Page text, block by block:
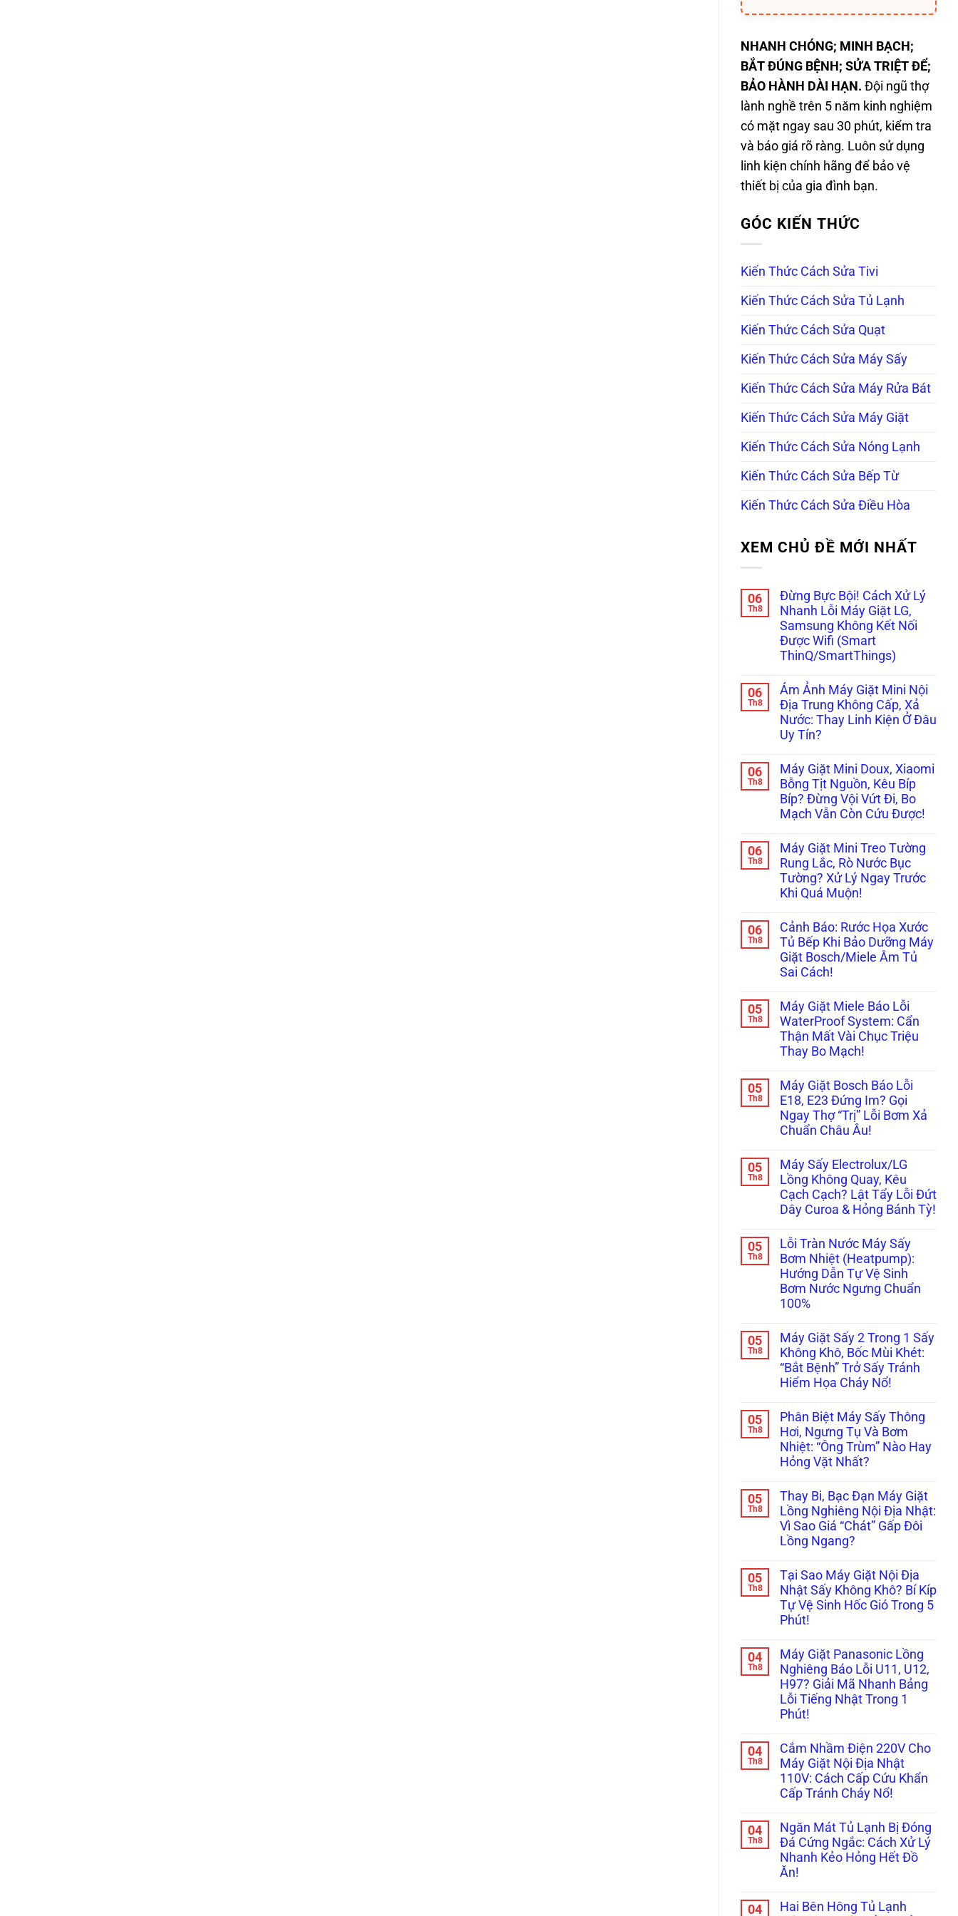
NHANH CHÓNG; MINH BẠCH;
BẮT ĐÚNG BỆNH; SỬA TRIỆT ĐỂ;
BẢO HÀNH DÀI HẠN. Đội ngũ thợ
lành nghề trên 5 năm kinh nghiệm
có mặt ngay sau 30 phút, kiểm tra
và báo giá rõ ràng. Luôn sử dụng
linh kiện chính hãng để bảo vệ
thiết bị của gia đình bạn.
GÓC KIẾN THỨC
Kiến Thức Cách Sửa Tivi
Kiến Thức Cách Sửa Tủ Lạnh
Kiến Thức Cách Sửa Quạt
Kiến Thức Cách Sửa Máy Sấy
Kiến Thức Cách Sửa Máy Rửa Bát
Kiến Thức Cách Sửa Máy Giặt
Kiến Thức Cách Sửa Nóng Lạnh
Kiến Thức Cách Sửa Bếp Từ
Kiến Thức Cách Sửa Điều Hòa
XEM CHỦ ĐỀ MỚI NHẤT
06
Th8
Đừng Bực Bội! Cách Xử Lý
Nhanh Lỗi Máy Giặt LG,
Samsung Không Kết Nối
Được Wifi (Smart
ThinQ/SmartThings)
có
bình
luận
ở
Đừng
Bực
Bội!
Lý
Nhanh
Lỗi
Máy
Giặt
LG,
Không
Kết
Nối
Được
Wifi
(Smart
ThinQ/SmartThings)
06
Th8
Ám Ảnh Máy Giặt Mini Nội
Địa Trung Không Cấp, Xả
Nước: Thay Linh Kiện Ở Đâu
Uy Tín?
bình
luận
ở
Ám
Ảnh
Máy
Nội
Địa
Trung
Không
Cấp,
Xả
Thay
Linh
Kiện
Ở
Đâu
Uy
Tín?
06
Th8
Máy Giặt Mini Doux, Xiaomi
Bỗng Tịt Nguồn, Kêu Bíp
Bíp? Đừng Vội Vứt Đi, Bo
Mạch Vẫn Còn Cứu Được!
bình
luận
ở
Máy
Giặt
Mini
Xiaomi
Bỗng
Tịt
Nguồn,
Kêu
Bíp
Bíp?
Vứt
Đi,
Bo
Mạch
Vẫn
Còn
Được!
06
Th8
Máy Giặt Mini Treo Tường
Rung Lắc, Rò Nước Bục
Tường? Xử Lý Ngay Trước
Khi Quá Muộn!
bình
luận
ở
Máy
Giặt
Mini
Tường
Rung
Lắc,
Rò
Nước
Bục
Tường?
Ngay
Trước
Khi
Quá
Muộn!
06
Th8
Cảnh Báo: Rước Họa Xước
Tủ Bếp Khi Bảo Dưỡng Máy
Giặt Bosch/Miele Âm Tủ
Sai Cách!
bình
luận
ở
Cảnh
Báo:
Rước
Xước
Tủ
Bếp
Khi
Bảo
Dưỡng
Máy
Bosch/Miele
Âm
Tủ
Sai
Cách!
05
Th8
Máy Giặt Miele Báo Lỗi
WaterProof System: Cẩn
Thận Mất Vài Chục Triệu
Thay Bo Mạch!
bình
luận
ở
Máy
Giặt
Miele
WaterProof
System:
Cẩn
Thận
Mất
Vài
Triệu
Thay
Bo
Mạch!
05
Th8
Máy Giặt Bosch Báo Lỗi
E18, E23 Đứng Im? Gọi
Ngay Thợ “Trị” Lỗi Bơm Xả
Chuẩn Châu Âu!
bình
luận
ở
Máy
Giặt
Bosch
Lỗi
E18,
E23
Đứng
Im?
Gọi
Ngay
Thợ
Bơm
Xả
Chuẩn
Châu
Âu!
05
Th8
Máy Sấy Electrolux/LG
Lồng Không Quay, Kêu
Cạch Cạch? Lật Tẩy Lỗi Đứt
Dây Curoa & Hỏng Bánh Tỳ!
bình
luận
ở
Máy
Sấy
Electrolux/LG
Lồng
Kêu
Cạch
Cạch?
Lật
Tẩy
Lỗi
Curoa
&
Hỏng
Bánh
Tỳ!
05
Th8
Lỗi Tràn Nước Máy Sấy
Bơm Nhiệt (Heatpump):
Hướng Dẫn Tự Vệ Sinh
Bơm Nước Ngưng Chuẩn
100%
bình
luận
ở
Lỗi
Tràn
Nước
Bơm
Nhiệt
(Heatpump):
Hướng
Dẫn
Tự
Sinh
Bơm
Nước
Ngưng
Chuẩn
100%
05
Th8
Máy Giặt Sấy 2 Trong 1 Sấy
Không Khô, Bốc Mùi Khét:
“Bắt Bệnh” Trở Sấy Tránh
Hiểm Họa Cháy Nổ!
bình
luận
ở
Máy
Giặt
Sấy
Sấy
Không
Khô,
Bốc
Mùi
Bệnh”
Trở
Sấy
Tránh
Hiểm
Họa
Nổ!
05
Th8
Phân Biệt Máy Sấy Thông
Hơi, Ngưng Tụ Và Bơm
Nhiệt: “Ông Trùm” Nào Hay
Hỏng Vặt Nhất?
bình
luận
ở
Phân
Biệt
Máy
Hơi,
Ngưng
Tụ
Và
Bơm
Nhiệt:
Trùm”
Nào
Hay
Hỏng
Vặt
Nhất?
05
Th8
Thay Bi, Bạc Đạn Máy Giặt
Lồng Nghiêng Nội Địa Nhật:
Vì Sao Giá “Chát” Gấp Đôi
Lồng Ngang?
bình
luận
ở
Thay
Bi,
Bạc
Giặt
Lồng
Nghiêng
Nội
Địa
Nhật:
Vì
“Chát”
Gấp
Đôi
Lồng
Ngang?
05
Th8
Tại Sao Máy Giặt Nội Địa
Nhật Sấy Không Khô? Bí Kíp
Tự Vệ Sinh Hốc Gió Trong 5
Phút!
bình
luận
ở
Tại
Sao
Máy
Giặt
Nhật
Sấy
Không
Khô?
Bí
Kíp
Sinh
Hốc
Gió
Trong
5
Phút!
04
Th8
Máy Giặt Panasonic Lồng
Nghiêng Báo Lỗi U11, U12,
H97? Giải Mã Nhanh Bảng
Lỗi Tiếng Nhật Trong 1
Phút!
bình
luận
ở
Giặt
Panasonic
Báo
Lỗi
U11,
U12,
H97?
Giải
Nhanh
Bảng
04
Th8
Cắm Nhầm Điện 220V Cho
Máy Giặt Nội Địa Nhật
110V: Cách Cấp Cứu Khẩn
Cấp Tránh Cháy Nổ!
bình
luận
ở
Cắm
Nhầm
Điện
Máy
04
Th8
Ngăn Mát Tủ Lạnh Bị Đóng
Đá Cứng Ngắc: Cách Xử Lý
Nhanh Kẻo Hỏng Hết Đồ
Ăn!
bình
04
Hai Bên Hông Tủ Lạnh